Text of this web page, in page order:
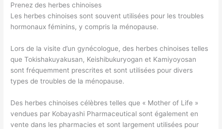
Prenez des herbes chinoises
Les herbes chinoises sont souvent utilisées pour les troubles
hormonaux féminins, y compris la ménopause.
Lors de la visite d’un gynécologue, des herbes chinoises telles
que Tokishakuyakusan, Keishibukuryogan et Kamiyoyosan
sont fréquemment prescrites et sont utilisées pour divers
types de troubles de la ménopause.
Des herbes chinoises célèbres telles que « Mother of Life »
vendues par Kobayashi Pharmaceutical sont également en
vente dans les pharmacies et sont largement utilisées pour